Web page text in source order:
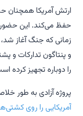
ارتش آمریکا همچنان
زمانی که جنگ آغاز
و پنتاگون تدارکات و
را دوباره تجهیز کرده
پروژه آزادی به طور
آمریکایی را روی